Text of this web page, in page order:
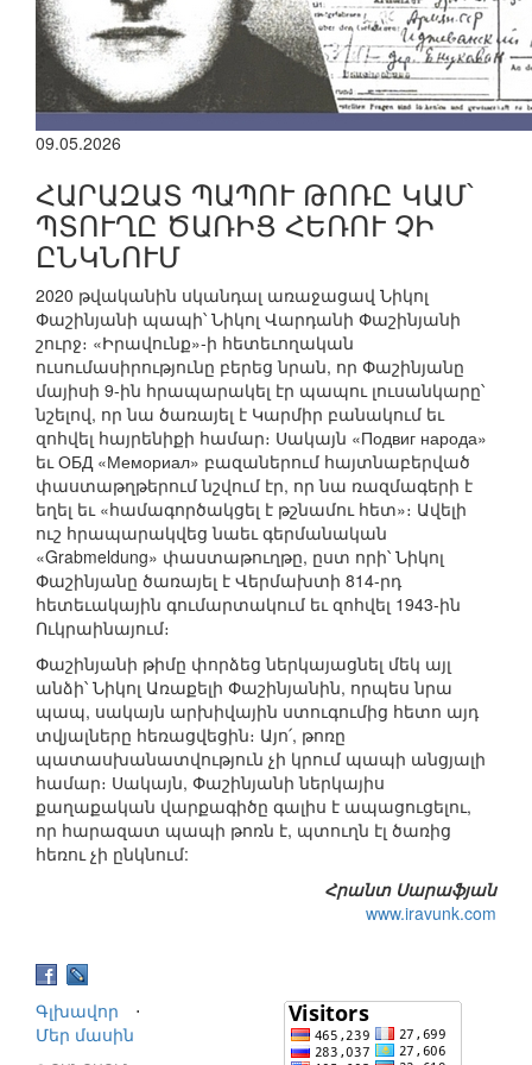
09.05.2026
ՀԱՐԱԶԱՏ ՊԱՊՈՒ ԹՈՌԸ ԿԱՄ՝
ՊՏՈՒՂԸ ԾԱՌԻՑ ՀԵՌՈՒ ՉԻ
ԸՆԿՆՈՒՄ
2020 թվականին սկանդալ առաջացավ Նիկոլ
Փաշինյանի պապի՝ Նիկոլ Վարդանի Փաշինյանի
շուրջ։ «Իրավունք»-ի հետեւողական
ուսումասիրությունը բերեց նրան, որ Փաշինյանը
մայիսի 9-ին հրապարակել էր պապու լուսանկարը՝
նշելով, որ նա ծառայել է Կարմիր բանակում եւ
զոհվել հայրենիքի համար։ Սակայն «Подвиг народа»
եւ ОБД «Мемориал» բազաներում հայտնաբերված
փաստաթղթերում նշվում էր, որ նա ռազմագերի է
եղել եւ «համագործակցել է թշնամու հետ»։ Ավելի
ուշ հրապարակվեց նաեւ գերմանական
«Grabmeldung» փաստաթուղթը, ըստ որի՝ Նիկոլ
Փաշինյանը ծառայել է Վերմախտի 814-րդ
հետեւակային գումարտակում եւ զոհվել 1943-ին
Ուկրաինայում։
Փաշինյանի թիմը փորձեց ներկայացնել մեկ այլ
անձի՝ Նիկոլ Առաքելի Փաշինյանին, որպես նրա
պապ, սակայն արխիվային ստուգումից հետո այդ
տվյալները հեռացվեցին։ Այո՛, թոռը
պատասխանատվություն չի կրում պապի անցյալի
համար։ Սակայն, Փաշինյանի ներկայիս
քաղաքական վարքագիծը գալիս է ապացուցելու,
որ հարազատ պապի թոռն է, պտուղն էլ ծառից
հեռու չի ընկնում:
Հրանտ Սարաֆյան
www.iravunk.com
Գլխավոր
⋅
Մեր մասին